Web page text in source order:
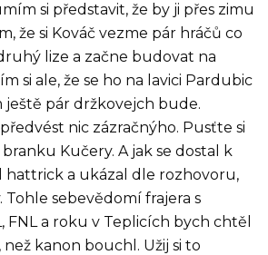
si představit, že by ji přes zimu
že si Kováč vezme pár hráčů co
lize a začne budovat na
si ale, že se ho na lavici Pardubic
ještě pár držkovejch bude.
nic zázračnýho. Pusťte si
Kučery. A jak se dostal k
hattrick a ukázal dle rozhovoru,
Tohle sebevědomí frajera s
FNL a roku v Teplicích bych chtěl
kanon bouchl. Užij si to